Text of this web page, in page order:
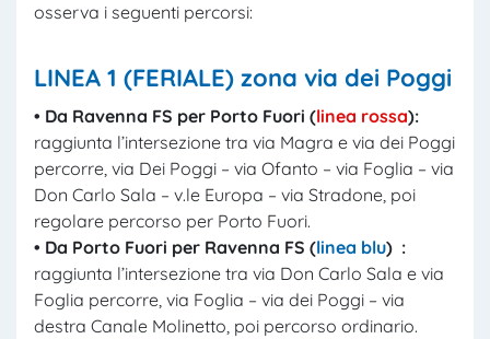
osserva i seguenti percorsi:
LINEA 1 (FERIALE) zona via dei Poggi
• Da Ravenna FS per Porto Fuori (linea rossa):
raggiunta l’intersezione tra via Magra e via dei Poggi
percorre, via Dei Poggi – via Ofanto – via Foglia – via
Don Carlo Sala – v.le Europa – via Stradone, poi
regolare percorso per Porto Fuori.
• Da Porto Fuori per Ravenna FS (linea blu) :
raggiunta l’intersezione tra via Don Carlo Sala e via
Foglia percorre, via Foglia – via dei Poggi – via
destra Canale Molinetto, poi percorso ordinario.